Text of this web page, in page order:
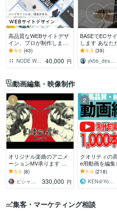
高品質なWEBサイトデザ
イン、プロが制作します
ヒアリング重視★イメー
ジ通りのWebサイトデザ
イン制作します
5.0 (43)
NODE WORKS
40,000 円
BASEでECサ
します あなた
界観」をスト
ます！
5.0 (39)
動画編集・映像制作
1
オリジナル楽曲のアニメ
ーションMV承ります 楽
曲の魅力と作品性を引き
出すアニメーションMVを
制作します
5.0 (8)
ビシャモンベイベー
330,000 円
2
クオリティの
e用動画を編集
0,000円でクオ
い動画】作成
5.0 (218)
KEN＠YouTube運用代行
集客・マーケティング相談